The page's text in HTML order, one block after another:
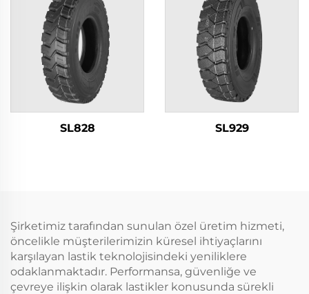
SL828 SL929
Şirketimiz tarafından sunulan özel üretim hizmeti,
öncelikle müşterilerimizin küresel ihtiyaçlarını
karşılayan lastik teknolojisindeki yeniliklere
odaklanmaktadır. Performansa, güvenliğe ve
çevreye ilişkin olarak lastikler konusunda sürekli